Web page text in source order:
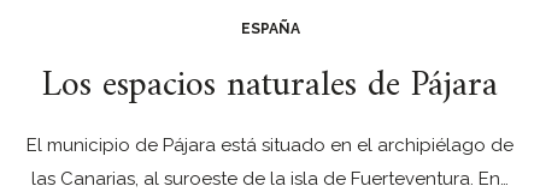
ESPAÑA
Los espacios naturales de Pájara
El municipio de Pájara está situado en el archipiélago de
las Canarias, al suroeste de la isla de Fuerteventura. En…